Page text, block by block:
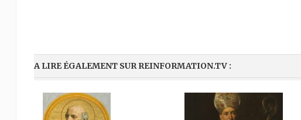
A LIRE ÉGALEMENT SUR REINFORMATION.TV :